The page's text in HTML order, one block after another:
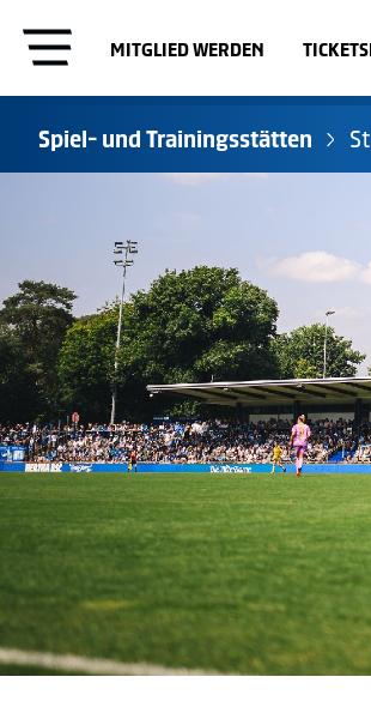
MITGLIED WERDEN
Spiel- und Trainingsstätten